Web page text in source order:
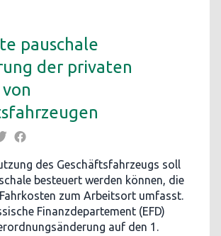
pauschale
der privaten
des Geschäftsfahrzeugs soll
besteuert werden können, die
zum Arbeitsort umfasst.
Finanzdepartement (EFD)
auf den 1.